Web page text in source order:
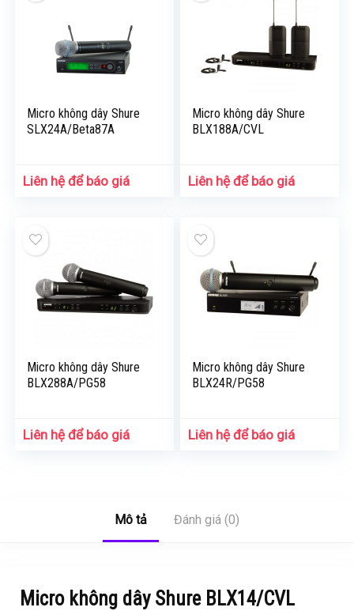
Micro không dây Shure
SLX24A/Beta87A
Liên hệ để báo giá
Micro không dây Shure
BLX188A/CVL
Liên hệ để báo giá
Micro không dây Shure
BLX288A/PG58
Liên hệ để báo giá
Micro không dây Shure
BLX24R/PG58
Liên hệ để báo giá
Mô tả Đánh giá (0)
Micro không dây Shure BLX14/CVL